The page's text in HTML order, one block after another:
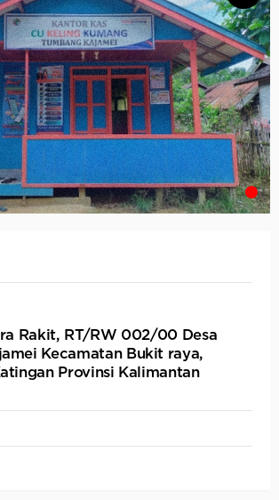
Rakit, RT/RW 002/00 Desa
Kecamatan Bukit raya,
Provinsi Kalimantan